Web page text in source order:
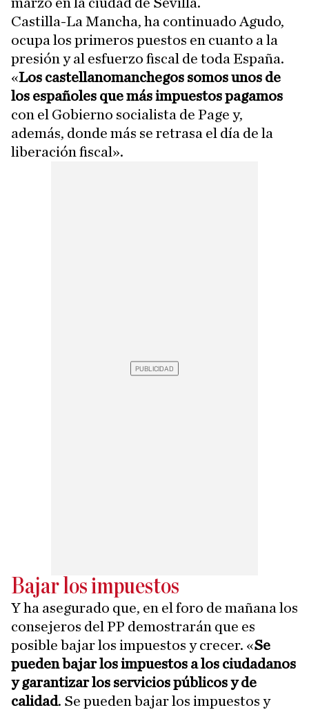
Castilla-La Mancha, ha continuado Agudo,
ocupa los primeros puestos en cuanto a la
presión y al esfuerzo fiscal de toda España.
«Los castellanomanchegos somos unos de
los españoles que más impuestos pagamos
con el Gobierno socialista de Page y,
además, donde más se retrasa el día de la
liberación fiscal».
Bajar los impuestos
Y ha asegurado que, en el foro de mañana los
consejeros del PP demostrarán que es
posible bajar los impuestos y crecer. «Se
pueden bajar los impuestos a los ciudadanos
y garantizar los servicios públicos y de
calidad. Se pueden bajar los impuestos y